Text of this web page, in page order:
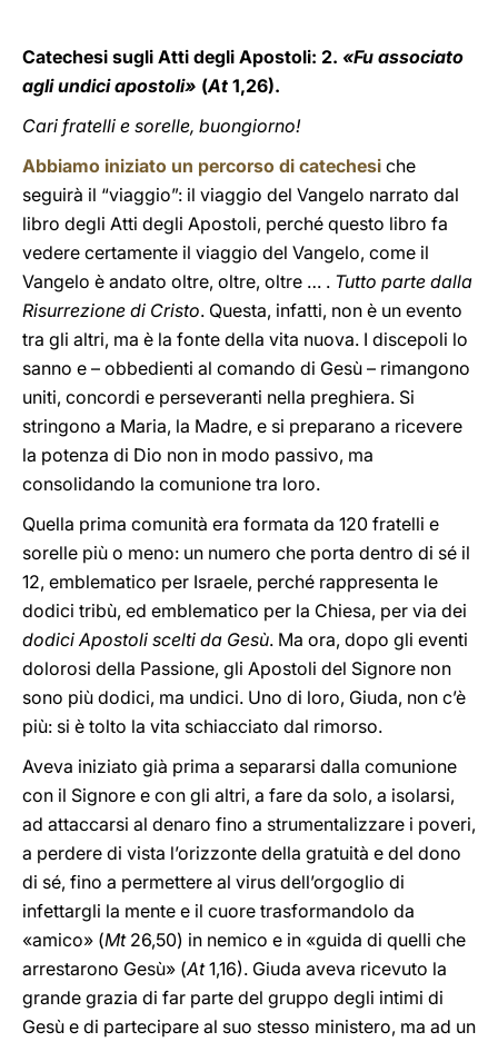
Catechesi sugli Atti degli Apostoli: 2. «Fu associato
agli undici apostoli» (At 1,26).
Cari fratelli e sorelle, buongiorno!
Abbiamo iniziato un percorso di catechesi che
seguirà il “viaggio”: il viaggio del Vangelo narrato dal
libro degli Atti degli Apostoli, perché questo libro fa
vedere certamente il viaggio del Vangelo, come il
Vangelo è andato oltre, oltre, oltre … . Tutto parte dalla
Risurrezione di Cristo. Questa, infatti, non è un evento
tra gli altri, ma è la fonte della vita nuova. I discepoli lo
sanno e – obbedienti al comando di Gesù – rimangono
uniti, concordi e perseveranti nella preghiera. Si
stringono a Maria, la Madre, e si preparano a ricevere
la potenza di Dio non in modo passivo, ma
consolidando la comunione tra loro.
Quella prima comunità era formata da 120 fratelli e
sorelle più o meno: un numero che porta dentro di sé il
12, emblematico per Israele, perché rappresenta le
dodici tribù, ed emblematico per la Chiesa, per via dei
dodici Apostoli scelti da Gesù. Ma ora, dopo gli eventi
dolorosi della Passione, gli Apostoli del Signore non
sono più dodici, ma undici. Uno di loro, Giuda, non c’è
più: si è tolto la vita schiacciato dal rimorso.
Aveva iniziato già prima a separarsi dalla comunione
con il Signore e con gli altri, a fare da solo, a isolarsi,
ad attaccarsi al denaro fino a strumentalizzare i poveri,
a perdere di vista l’orizzonte della gratuità e del dono
di sé, fino a permettere al virus dell’orgoglio di
infettargli la mente e il cuore trasformandolo da
«amico» (Mt26,50) in nemico e in «guida di quelli che
arrestarono Gesù» (At1,16). Giuda aveva ricevuto la
grande grazia di far parte del gruppo degli intimi di
Gesù e di partecipare al suo stesso ministero, ma ad un